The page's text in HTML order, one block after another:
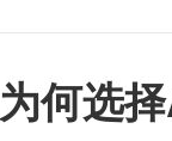
为何选